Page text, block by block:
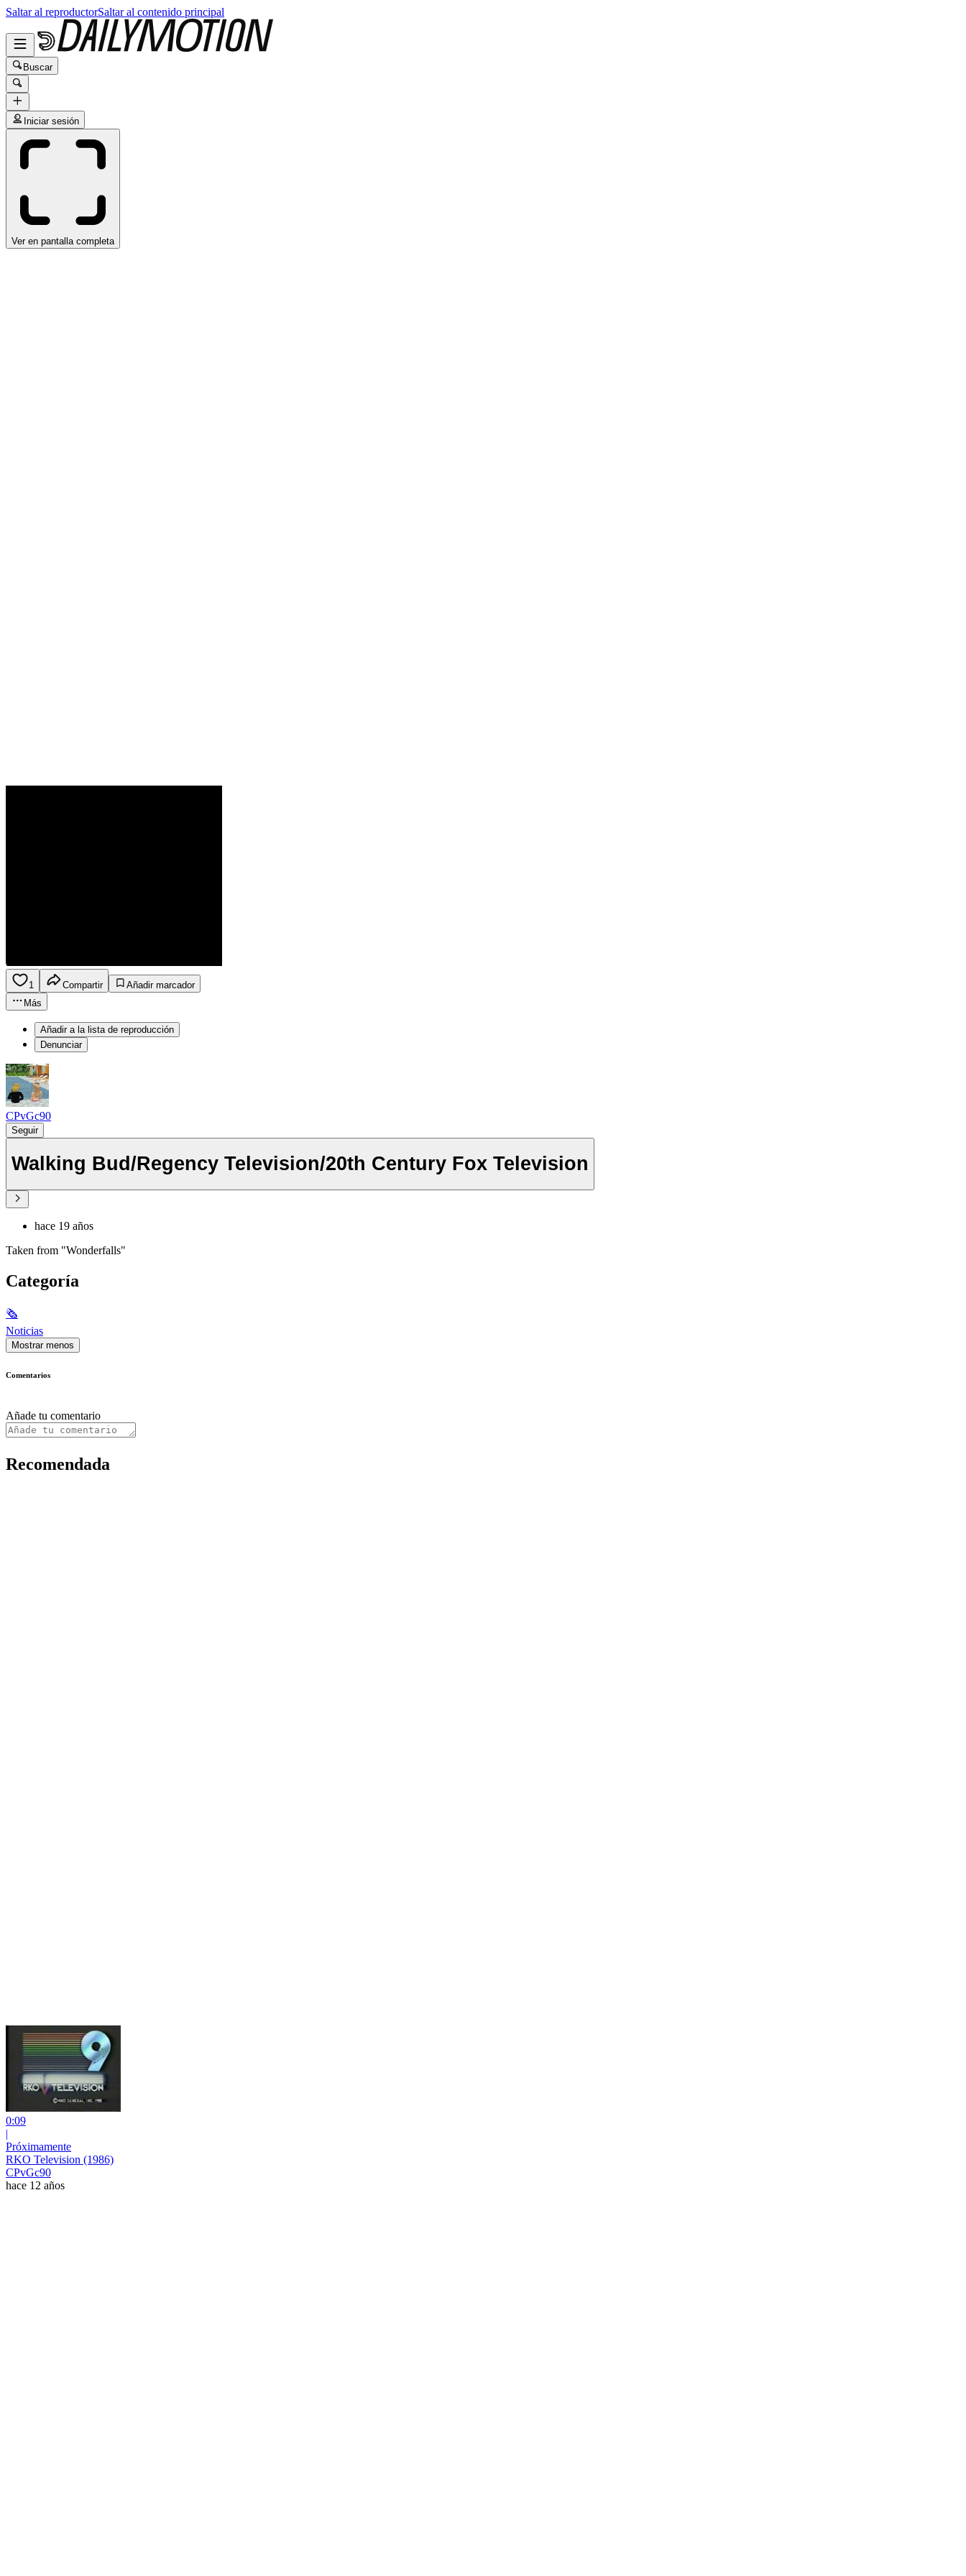
Saltar al reproductorSaltar al contenido principal
Buscar
Iniciar sesión
Ver en pantalla completa
1 Compartir
Añadir marcador
Más
Añadir a la lista de reproducción
Denunciar
CPvGc90
Seguir
Walking Bud/Regency Television/20th Century Fox Television
hace 19 años
Taken from "Wonderfalls"
Categoría
🗞
Noticias
Mostrar menos
Comentarios
Añade tu comentario
Recomendada
0:09
|
Próximamente
RKO Television (1986)
CPvGc90
hace 12 años